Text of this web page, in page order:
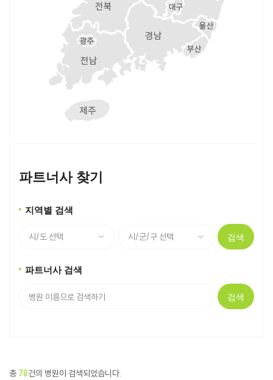
파트너사 찾기
지역별 검색
검색
파트너사 검색
검색
총 78건의 병원이 검색되었습니다.